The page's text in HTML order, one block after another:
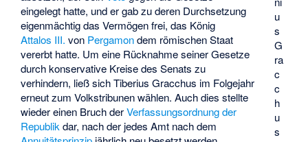
u
s
G
ra
c
c
h
u
s
eingelegt hatte, und er gab zu deren Durchsetzung
eigenmächtig das Vermögen frei, das König
Attalos III. von Pergamondem römischen Staat
vererbt hatte. Um eine Rücknahme seiner Gesetze
durch konservative Kreise des Senats zu
verhindern, ließ sich Tiberius Gracchus im Folgejahr
erneut zum Volkstribunen wählen. Auch dies stellte
wieder einen Bruch derVerfassungsordnung der
Republik dar, nach der jedes Amt nach dem